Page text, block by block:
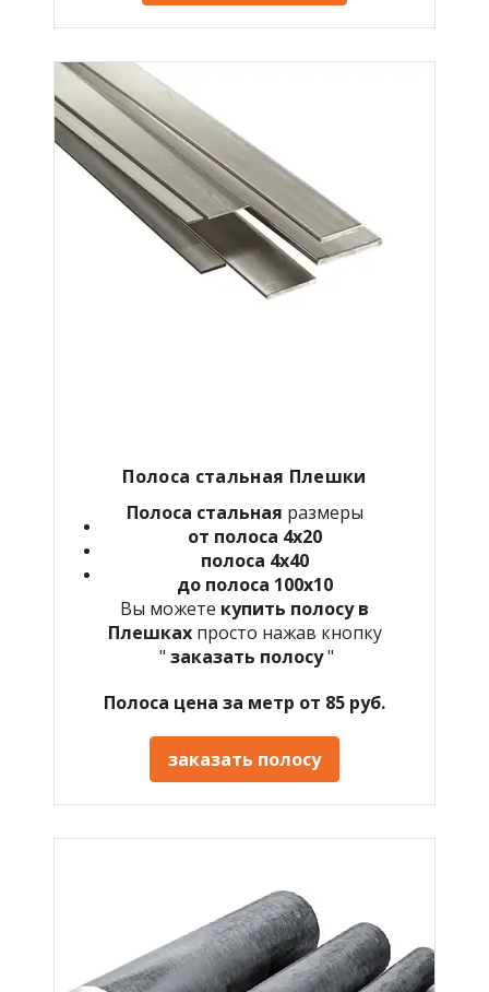
Полоса стальная Плешки
Полоса стальная размеры
от полоса 4х20
полоса 4х40
до полоса 100х10
Вы можете купить полосу в
Плешкахпросто нажав кнопку
" заказать полосу"
Полоса цена за метр от 85 руб.
заказать полосу